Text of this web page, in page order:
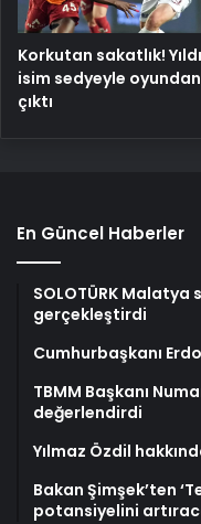
Korkutan sakatlık!
isim sedyeyle oyundan
çıktı
En Güncel Haberler
SOLOTÜRK
gerçekleştirdi
Cumhurbaşkanı
TBMM Başkanı
değerlendirdi
Yılmaz Özdil
Bakan Şimşek’ten
potansiyelini